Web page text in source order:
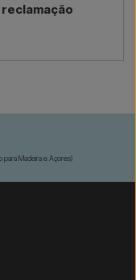
para Madeira e Açores)